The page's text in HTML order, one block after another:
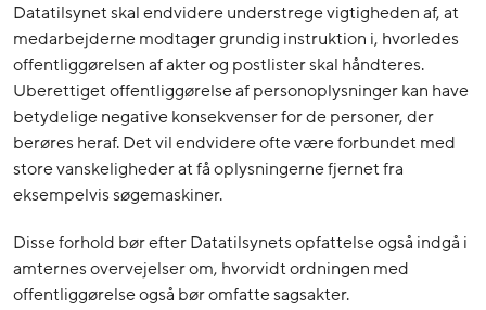
Datatilsynet skal endvidere understrege vigtigheden af, at
medarbejderne modtager grundig instruktion i, hvorledes
offentliggørelsen af akter og postlister skal håndteres.
Uberettiget offentliggørelse af personoplysninger kan have
betydelige negative konsekvenser for de personer, der
berøres heraf. Det vil endvidere ofte være forbundet med
store vanskeligheder at få oplysningerne fjernet fra
eksempelvis søgemaskiner.
Disse forhold bør efter Datatilsynets opfattelse også indgå i
amternes overvejelser om, hvorvidt ordningen med
offentliggørelse også bør omfatte sagsakter.